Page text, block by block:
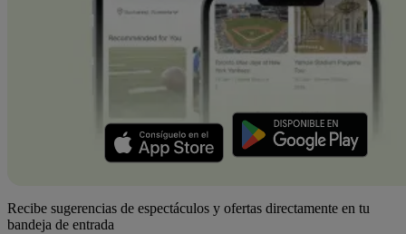
Recibe sugerencias de espectáculos y ofertas directamente en tu
bandeja de entrada